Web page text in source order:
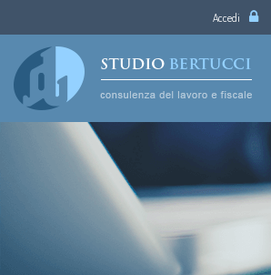
al
contenuto
principale
Accedi